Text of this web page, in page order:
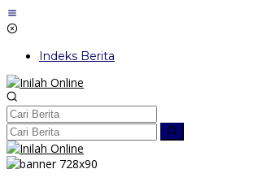
Lewati
ke
Indeks Berita